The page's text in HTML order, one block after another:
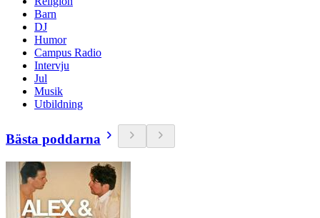
Barn
DJ
Humor
Campus Radio
Intervju
Jul
Musik
Utbildning
Bästa poddarna